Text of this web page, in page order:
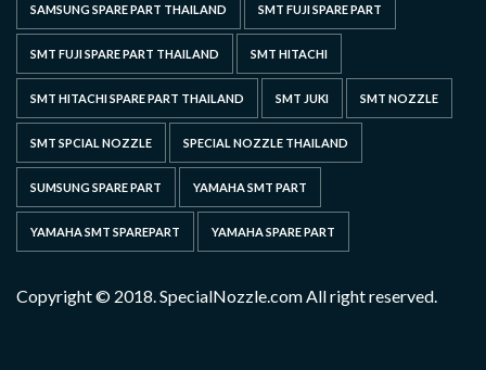
SAMSUNG SPARE PART THAILAND SMT FUJI SPARE PART
SMT FUJI SPARE PART THAILAND SMT HITACHI
SMT HITACHI SPARE PART THAILAND SMT JUKI SMT NOZZLE
SMT SPCIAL NOZZLE SPECIAL NOZZLE THAILAND
SUMSUNG SPARE PART YAMAHA SMT PART
YAMAHA SMT SPAREPART YAMAHA SPARE PART
Copyright © 2018. SpecialNozzle.com All right reserved.